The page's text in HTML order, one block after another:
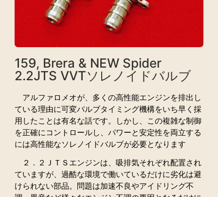
159, Brera & NEW Spider
2.2JTS VVTソレノイドバルブ
アルファロメオが、多くの高性能エンジンを排出し
ている理由に可変バルブタイミング機構をいち早く採
用したことは有名な話です。しかし、この複雑な制御
を正確にコントロールし、パワーと安定性を両立する
には高性能なソレノイドバルブが必要となります
２．２ＪＴＳエンジンは、吸排気それぞれ配置され
ていますが、過酷な環境で働いているだけに劣化は避
けられない部品。問題は加速不良やアイドリング不